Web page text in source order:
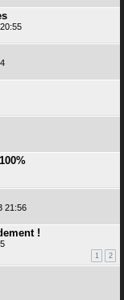
21:56
!
1 2